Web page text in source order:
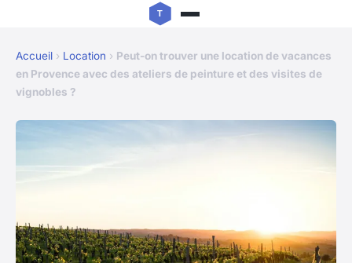
Accueil › Location › Peut-on trouver une location de vacances
en Provence avec des ateliers de peinture et des visites de
vignobles ?